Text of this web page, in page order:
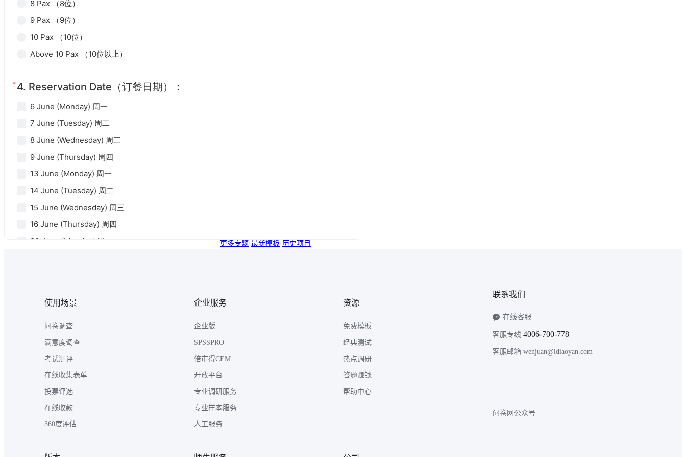
更多专题·最新模板· 历史项目
使用场景
问卷调查
满意度调查
考试测评
在线收集表单
投票评选
在线收款
360度评估
企业服务
企业版
SPSSPRO
倍市得CEM
开放平台
专业调研服务
专业样本服务
人工服务
资源
免费模板
经典测试
热点调研
答题赚钱
帮助中心
联系我们
在线客服
客服专线 4006-700-778
客服邮箱 wenjuan@idiaoyan.com
问卷网公众号